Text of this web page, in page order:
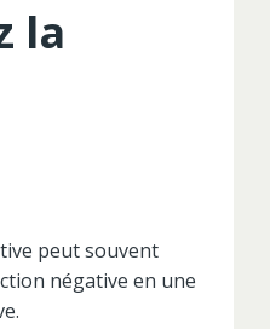
la
peut souvent
négative en une